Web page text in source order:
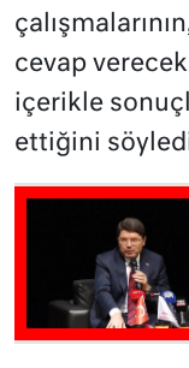
cevap
içerikle
ettiğini